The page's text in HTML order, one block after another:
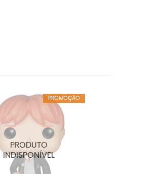
PROMOÇÃO